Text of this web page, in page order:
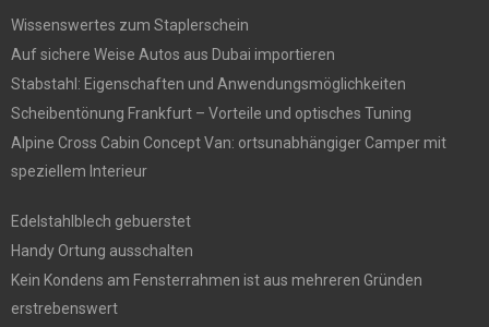
Wissenswertes zum Staplerschein
Auf sichere Weise Autos aus Dubai importieren
Stabstahl: Eigenschaften und Anwendungsmöglichkeiten
Scheibentönung Frankfurt – Vorteile und optisches Tuning
Alpine Cross Cabin Concept Van: ortsunabhängiger Camper mit
speziellem Interieur
Edelstahlblech gebuerstet
Handy Ortung ausschalten
Kein Kondens am Fensterrahmen ist aus mehreren Gründen
erstrebenswert